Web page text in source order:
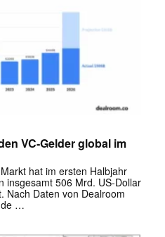
VC-Gelder global im
hat im ersten Halbjahr
insgesamt 506 Mrd. US-Dollar
Nach Daten von Dealroom
…